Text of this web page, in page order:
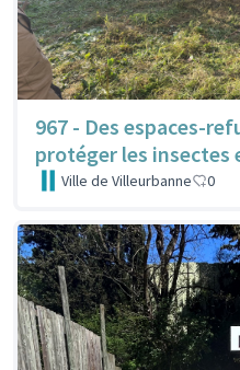
967 - Des espaces-
protéger les
Ville de Villeurbanne 0